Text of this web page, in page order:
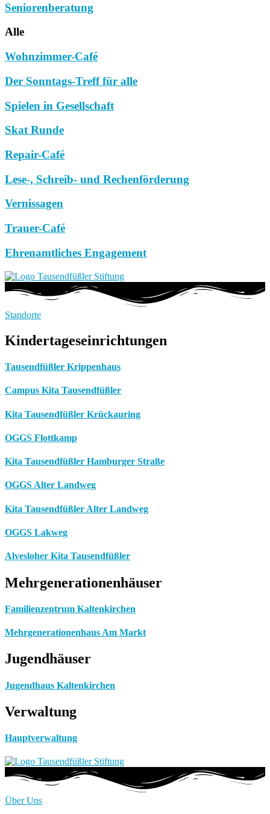
Seniorenberatung
Alle
Wohnzimmer-Café
Der Sonntags-Treff für alle
Spielen in Gesellschaft
Skat Runde
Repair-Café
Lese-, Schreib- und Rechenförderung
Vernissagen
Trauer-Café
Ehrenamtliches Engagement
Standorte
Kindertageseinrichtungen
Tausendfüßler Krippenhaus
Campus Kita Tausendfüßler
Kita Tausendfüßler Krückauring
OGGS Flottkamp
Kita Tausendfüßler Hamburger Straße
OGGS Alter Landweg
Kita Tausendfüßler Alter Landweg
OGGS Lakweg
Alvesloher Kita Tausendfüßler
Mehrgenerationenhäuser
Familienzentrum Kaltenkirchen
Mehrgenerationenhaus Am Markt
Jugendhäuser
Jugendhaus Kaltenkirchen
Verwaltung
Hauptverwaltung
Über Uns